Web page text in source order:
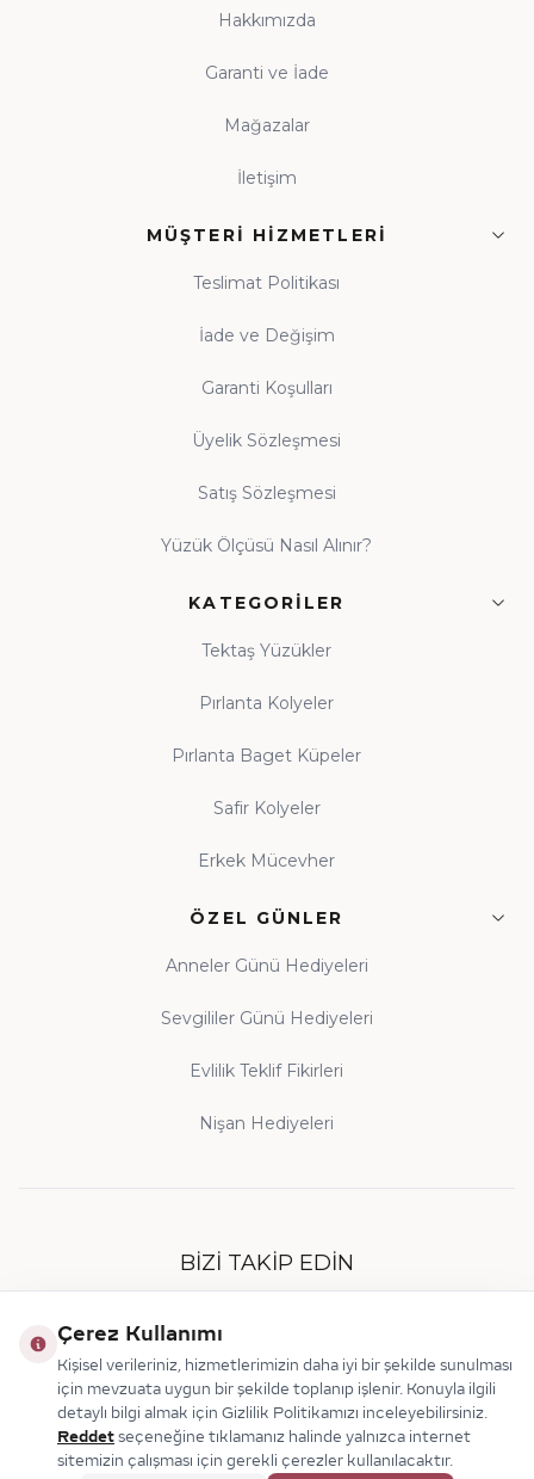
Hakkımızda
Garanti ve İade
Mağazalar
İletişim
MÜŞTERI HIZMETLERI
Teslimat Politikası
İade ve Değişim
Garanti Koşulları
Üyelik Sözleşmesi
Satış Sözleşmesi
Yüzük Ölçüsü Nasıl Alınır?
KATEGORILER
Tektaş Yüzükler
Pırlanta Kolyeler
Pırlanta Baget Küpeler
Safir Kolyeler
Erkek Mücevher
ÖZEL GÜNLER
Anneler Günü Hediyeleri
Sevgililer Günü Hediyeleri
Evlilik Teklif Fikirleri
Nişan Hediyeleri
© 2026 Makdis Pırlanta
BIZI TAKIP EDIN
Çerez Kullanımı
Kişisel verileriniz, hizmetlerimizin daha iyi bir şekilde sunulması
için mevzuata uygun bir şekilde toplanıp işlenir. Konuyla ilgili
detaylı bilgi almak için Gizlilik Politikamızı inceleyebilirsiniz.
Reddet seçeneğine tıklamanız halinde yalnızca internet
sitemizin çalışması için gerekli çerezler kullanılacaktır.